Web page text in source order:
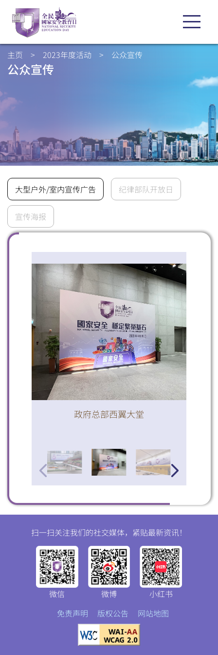
主页 > 2023年度活动 > 公众宣传
公众宣传
大型户外/室内宣传广告 纪律部队开放日
宣传海报
政府总部西翼大堂
免责声明 版权公告 网站地图
扫一扫关注我们的社交媒体，紧贴最新资讯！
微信 微博 小红书
扫一扫关注我们的社交媒体，紧贴最新资讯！
微信 微博 小红书